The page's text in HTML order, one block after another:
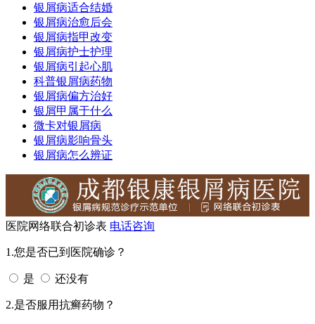
银屑病适合结婚
银屑病治愈后会
银屑病指甲改变
银屑病护士护理
银屑病引起心肌
科普银屑病药物
银屑病偏方治好
银屑甲属于什么
微卡对银屑病
银屑病影响骨头
银屑病怎么辨证
医院网络联合初诊表 电话咨询
1.您是否已到医院确诊？
是 还没有
2.是否服用抗癣药物？